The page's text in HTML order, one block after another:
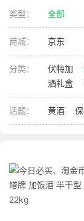
类型： 全部
商城： 京东
分类： 伏特加
酒礼盒
话题： 黄酒